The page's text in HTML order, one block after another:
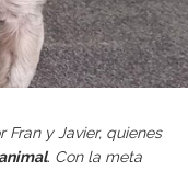
Fran y Javier, quienes
. Con la meta